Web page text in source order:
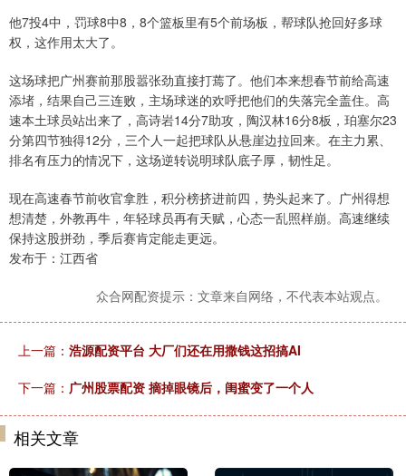
他7投4中，罚球8中8，8个篮板里有5个前场板，帮球队抢回好多球
权，这作用太大了。
这场球把广州赛前那股嚣张劲直接打蔫了。他们本来想春节前给高速
添堵，结果自己三连败，主场球迷的欢呼把他们的失落完全盖住。高
速本土球员站出来了，高诗岩14分7助攻，陶汉林16分8板，珀塞尔23
分第四节独得12分，三个人一起把球队从悬崖边拉回来。在主力累、
排名有压力的情况下，这场逆转说明球队底子厚，韧性足。
现在高速春节前收官拿胜，积分榜挤进前四，势头起来了。广州得想
想清楚，外教再牛，年轻球员再有天赋，心态一乱照样崩。高速继续
保持这股拼劲，季后赛肯定能走更远。
发布于：江西省
众合网配资提示：文章来自网络，不代表本站观点。
上一篇： 浩源配资平台 大厂们还在用撒钱这招搞AI
下一篇： 广州股票配资 摘掉眼镜后，闺蜜变了一个人
相关文章